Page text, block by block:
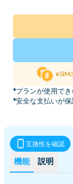
eSIM
*プランが使用でき
*安全な支払いが保
機能 説明
互換性を確認